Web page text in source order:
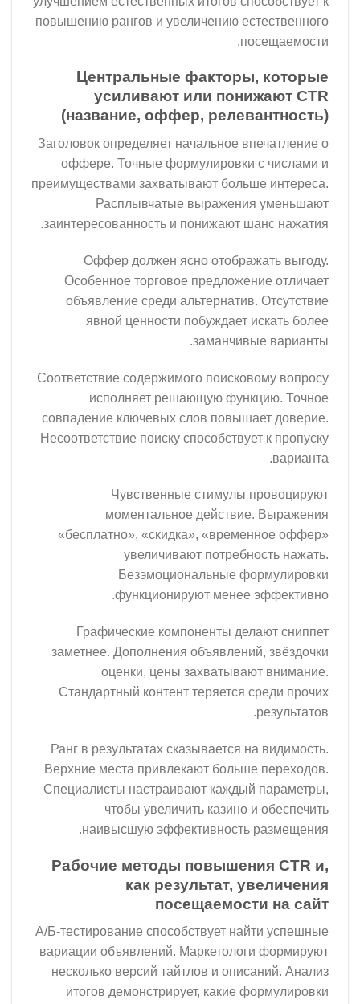
повышению рангов и увеличению естественного
посещаемости.
Центральные факторы, которые
усиливают или понижают CTR
(название, оффер, релевантность)
Заголовок определяет начальное впечатление о
оффере. Точные формулировки с числами и
преимуществами захватывают больше интереса.
Расплывчатые выражения уменьшают
заинтересованность и понижают шанс нажатия.
Оффер должен ясно отображать выгоду.
Особенное торговое предложение отличает
объявление среди альтернатив. Отсутствие
явной ценности побуждает искать более
заманчивые варианты.
Соответствие содержимого поисковому вопросу
исполняет решающую функцию. Точное
совпадение ключевых слов повышает доверие.
Несоответствие поиску способствует к пропуску
варианта.
Чувственные стимулы провоцируют
моментальное действие. Выражения
«бесплатно», «скидка», «временное оффер»
увеличивают потребность нажать.
Безэмоциональные формулировки
функционируют менее эффективно.
Графические компоненты делают сниппет
заметнее. Дополнения объявлений, звёздочки
оценки, цены захватывают внимание.
Стандартный контент теряется среди прочих
результатов.
Ранг в результатах сказывается на видимость.
Верхние места привлекают больше переходов.
Специалисты настраивают каждый параметры,
чтобы увеличить казино и обеспечить
наивысшую эффективность размещения.
Рабочие методы повышения CTR и,
как результат, увеличения
посещаемости на сайт
А/Б-тестирование способствует найти успешные
вариации объявлений. Маркетологи формируют
несколько версий тайтлов и описаний. Анализ
итогов демонстрирует, какие формулировки